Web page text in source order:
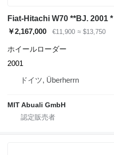
Fiat-Hitachi W70 **BJ. 2001
￥2,167,000
€11,900 ≈ $13,750
ホイールローダー
2001
ドイツ, Überherrn
MIT Abuali GmbH